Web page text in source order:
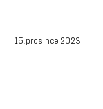
15. prosince 2023